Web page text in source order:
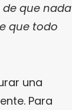
de que nada
que todo
una
Para